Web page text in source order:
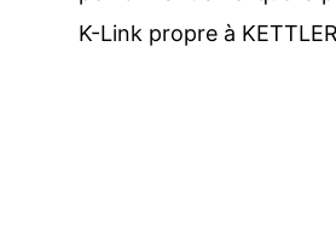
K-Link propre à